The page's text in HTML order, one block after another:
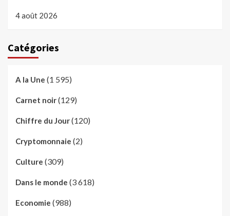
4 août 2026
Catégories
A la Une (1 595)
Carnet noir(129)
Chiffre du Jour(120)
Cryptomonnaie (2)
Culture (309)
Dans le monde (3 618)
Economie (988)